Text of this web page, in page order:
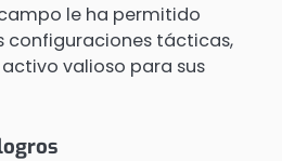
le ha permitido
configuraciones tácticas,
valioso para sus